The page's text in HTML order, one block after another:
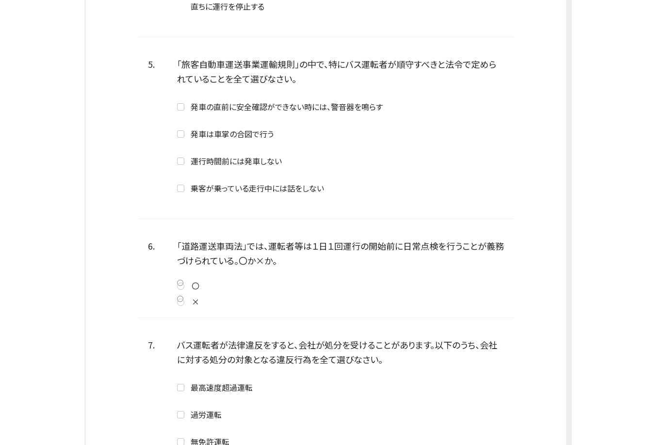
直ちに運行を停止する
5.
「旅客自動車運送事業運輸規則」の中で、特にバス運転者が順守すべきと法令で定めら
れていることを全て選びなさい。
発車の直前に安全確認ができない時には、警音器を鳴らす
発車は車掌の合図で行う
運行時間前には発車しない
乗客が乗っている走行中には話をしない
6.
「道路運送車両法」では、運転者等は１日１回運行の開始前に日常点検を行うことが義務
づけられている。〇か×か。
〇
×
7.
バス運転者が法律違反をすると、会社が処分を受けることがあります。以下のうち、会社
に対する処分の対象となる違反行為を全て選びなさい。
最高速度超過運転
過労運転
無免許運転